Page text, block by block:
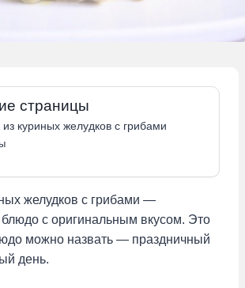
страницы
из куриных желудков с грибами
желудков с грибами —
блюдо с оригинальным вкусом. Это
можно назвать — праздничный
день.